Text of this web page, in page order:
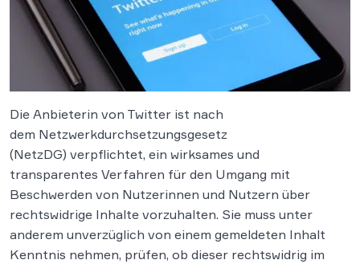
Die Anbieterin von Twitter ist nach
dem Netzwerkdurchsetzungsgesetz
(NetzDG) verpflichtet, ein wirksames und
transparentes Verfahren für den Umgang mit
Beschwerden von Nutzerinnen und Nutzern über
rechtswidrige Inhalte vorzuhalten. Sie muss unter
anderem unverzüglich von einem gemeldeten Inhalt
Kenntnis nehmen, prüfen, ob dieser rechtswidrig im